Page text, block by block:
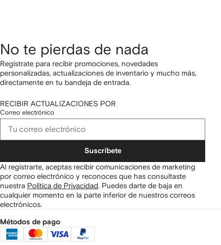
No te pierdas de nada
Regístrate para recibir promociones, novedades
personalizadas, actualizaciones de inventario y mucho más,
directamente en tu bandeja de entrada.
RECIBIR ACTUALIZACIONES POR
Correo electrónico
Suscríbete
Al registrarte, aceptas recibir comunicaciones de marketing
por correo electrónico y reconoces que has consultaste
nuestra Política de Privacidad Puedes darte de baja en
cualquier momento en la parte inferior de nuestros correos
electrónicos.
Métodos de pago